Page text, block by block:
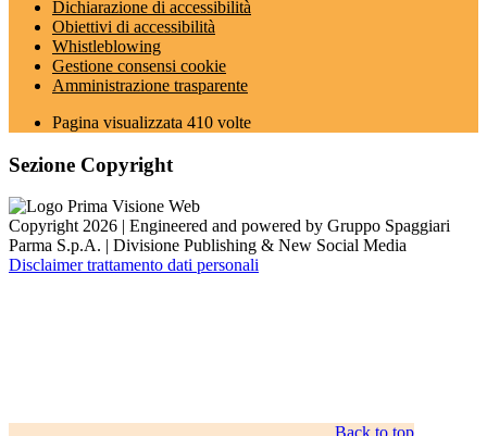
Dichiarazione di accessibilità
Obiettivi di accessibilità
Whistleblowing
Gestione consensi cookie
Amministrazione trasparente
Pagina visualizzata 410 volte
Sezione Copyright
Copyright 2026 | Engineered and powered by Gruppo Spaggiari
Parma S.p.A. | Divisione Publishing & New Social Media
Disclaimer trattamento dati personali